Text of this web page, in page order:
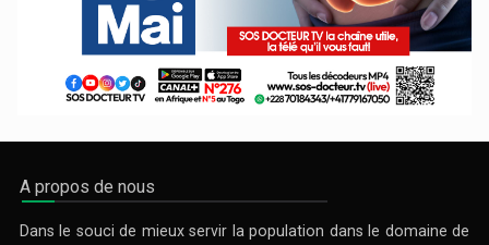
A propos de nous
Dans le souci de mieux servir la population dans le domaine de